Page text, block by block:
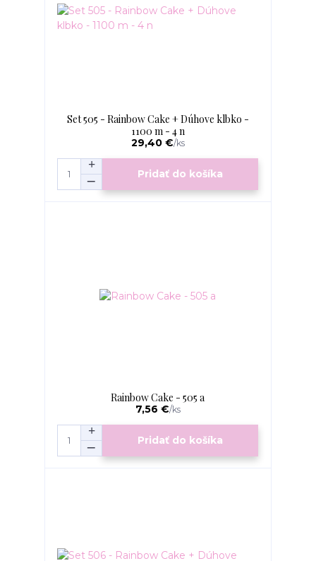
Set 505 - Rainbow Cake + Dúhove klbko -
1100 m - 4 n
29,40 €/ks
Pridať do košíka
Rainbow Cake - 505 a
7,56 €/ks
Pridať do košíka